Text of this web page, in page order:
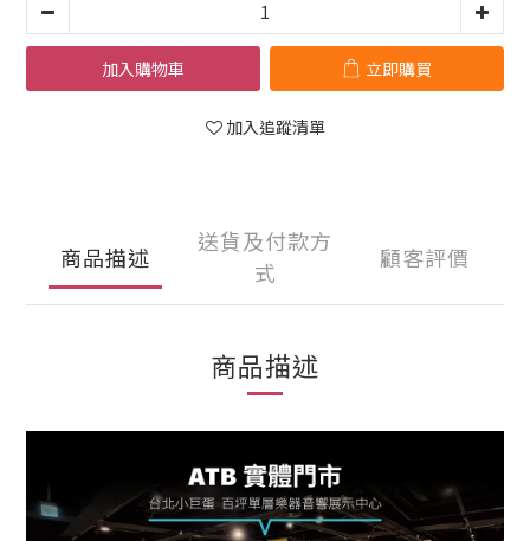
加入購物車 立即購買
加入追蹤清單
商品描述
送貨及付款方
式
顧客評價
商品描述